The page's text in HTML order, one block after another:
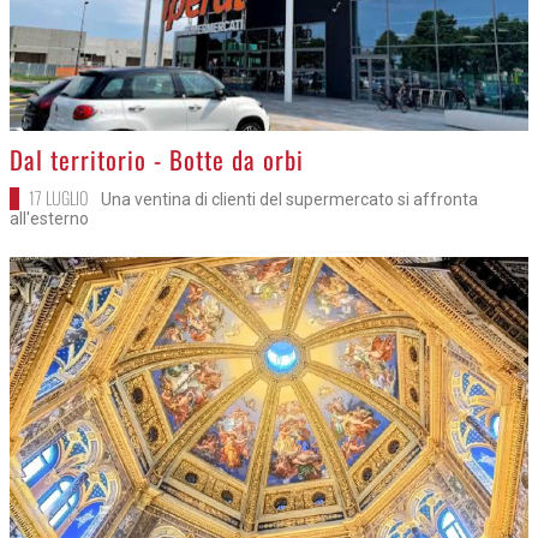
>
Dal territorio - Botte da orbi
17 LUGLIO
Una ventina di clienti del supermercato si affronta
all'esterno